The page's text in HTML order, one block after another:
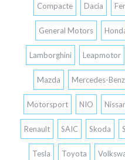
Compacte Dacia
General Motors
Lamborghini Leapmotor
Mazda Mercedes-Benz
Motorsport NIO
Renault SAIC Skoda
Tesla Toyota